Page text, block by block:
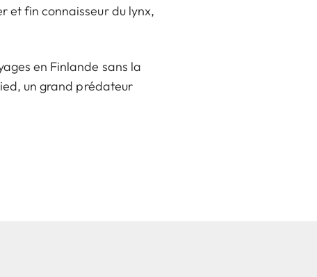
et fin connaisseur du lynx,
en Finlande sans la
un grand prédateur